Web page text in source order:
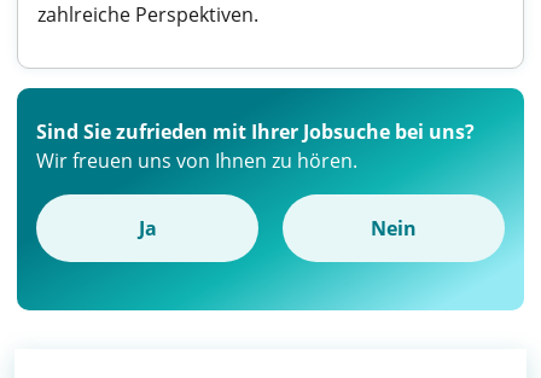
zahlreiche Perspektiven.
Sind Sie zufrieden mit Ihrer Jobsuche bei uns?
Wir freuen uns von Ihnen zu hören.
Ja Nein